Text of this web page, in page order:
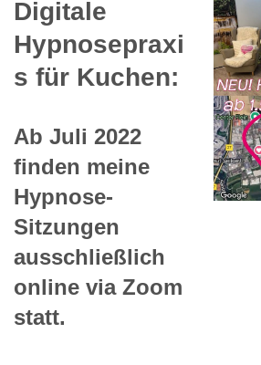
Digitale
Hypnosepraxi
s für Kuchen:
Ab Juli 2022
finden meine
Hypnose-
Sitzungen
ausschließlich
online via Zoom
statt.